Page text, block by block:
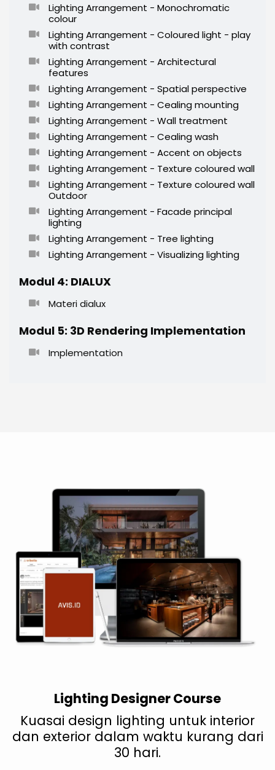
Lighting Arrangement - Monochromatic
colour
Lighting Arrangement - Coloured light - play
with contrast
Lighting Arrangement - Architectural
features
Lighting Arrangement - Spatial perspective
Lighting Arrangement - Cealing mounting
Lighting Arrangement - Wall treatment
Lighting Arrangement - Cealing wash
Lighting Arrangement - Accent on objects
Lighting Arrangement - Texture coloured wall
Lighting Arrangement - Texture coloured wall
Outdoor
Lighting Arrangement - Facade principal
lighting
Lighting Arrangement - Tree lighting
Lighting Arrangement - Visualizing lighting
Modul 4: DIALUX
Materi dialux
Modul 5: 3D Rendering Implementation
Implementation
Lighting Designer Course
Kuasai design lighting untuk interior
dan exterior dalam waktu kurang dari
30 hari.